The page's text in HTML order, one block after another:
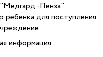
-Пенза"
для поступления
информация